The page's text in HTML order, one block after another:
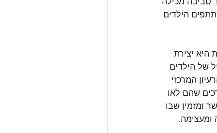
הילדים
היא יצירת
של הילדים
המרכזי
שהם לאו
ומזמין שבו
ומעצימה.